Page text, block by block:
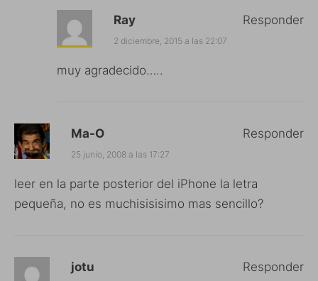
Ray
2 diciembre, 2015 a las 22:07
muy agradecido…..
Responder
Ma-O
25 junio, 2008 a las 17:27
leer en la parte posterior del iPhone la letra
pequeña, no es muchisisisimo mas sencillo?
Responder
jotu Responder